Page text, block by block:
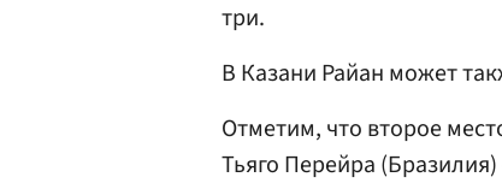
три.
В Казани Райан может
Отметим, что второе
Тьяго Перейра